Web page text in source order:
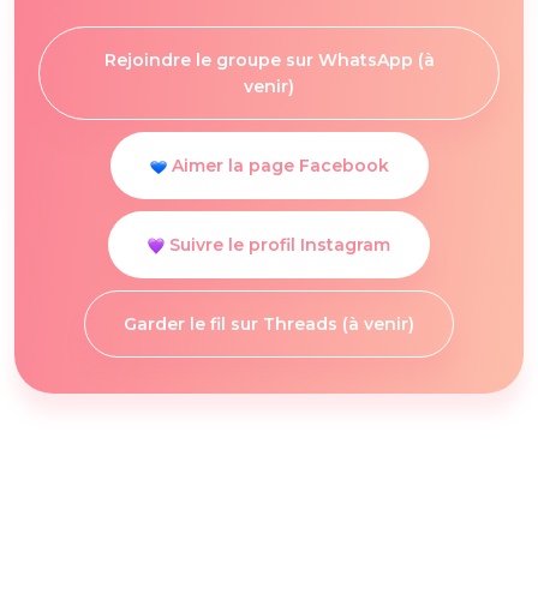
Rejoindre le groupe sur WhatsApp (à
venir)
Aimer la page Facebook
Suivre le profil Instagram
Garder le fil sur Threads (à venir)